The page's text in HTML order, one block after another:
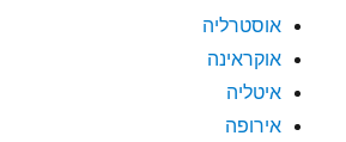
אוסטרליה
אוקראינה
איטליה
אירופה